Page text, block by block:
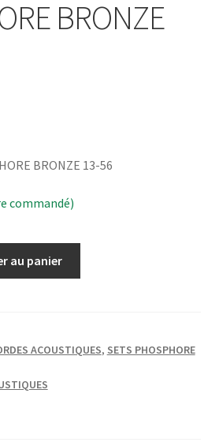
BRONZE
BRONZE 13-56
commandé)
au panier
ACOUSTIQUES, SETS PHOSPHORE